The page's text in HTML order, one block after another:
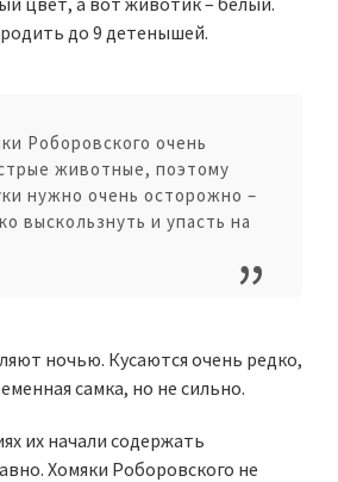
до 9 детенышей.
Роборовского очень
животные, поэтому
нужно очень осторожно –
выскользнуть и упасть на
ночью. Кусаются очень редко,
самка, но не сильно.
их начали содержать
Хомяки Роборовского не